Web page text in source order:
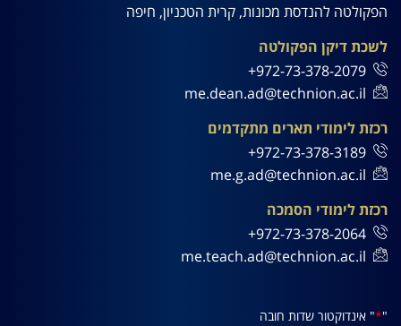
הפקולטה להנדסת מכונות, קרית הטכניון, חיפה
לשכת דיקן הפקולטה
972-73-378-2079+
me.dean.ad@technion.ac.il
רכזת לימודי תארים מתקדמים
972-73-378-3189+
me.g.ad@technion.ac.il
רכזת לימודי הסמכה
972-73-378-2064+
me.teach.ad@technion.ac.il
"
*" אינדוקטור שדות חובה